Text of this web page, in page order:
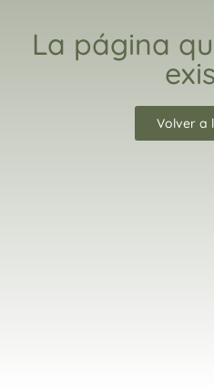
La página
Volver a